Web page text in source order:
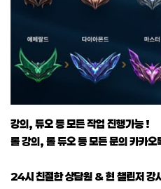
강의, 듀오 등 모든 작업 진행가능 !
롤 강의, 롤 듀오 등 모든 문의 카
24시 친절한 상담원 & 현 챌린저 강